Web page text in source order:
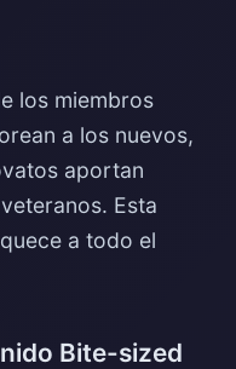
los miembros
a los nuevos,
aportan
Esta
a todo el
Bite-sized